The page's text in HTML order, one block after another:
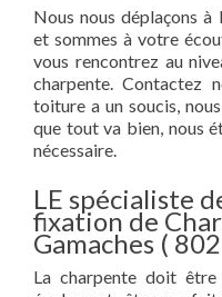
Nous nous déplaçons
et sommes à votre
vous rencontrez au
charpente. Contactez
toiture a un soucis,
que tout va bien, nous
nécessaire.
LE spécialiste
fixation de
Gamaches (
La charpente doit